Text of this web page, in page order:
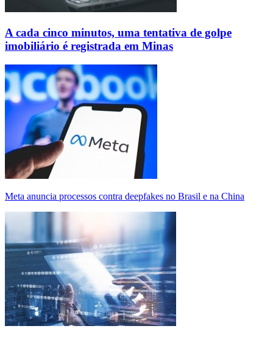
A cada cinco minutos, uma tentativa de golpe
imobiliário é registrada em Minas
Meta anuncia processos contra deepfakes no Brasil e na China